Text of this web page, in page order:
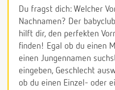
Du fragst dich: Welcher
Nachnamen? Der
hilft dir, den perfekten
finden! Egal ob du einen
einen Jungennamen
eingeben, Geschlecht
ob du einen Einzel- oder